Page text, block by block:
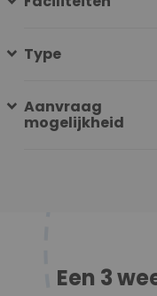
Type
Aanvraag
mogelijkheid
Een 3